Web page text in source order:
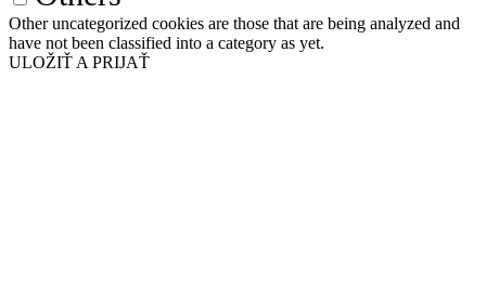
Other uncategorized cookies are those that are being analyzed and
have not been classified into a category as yet.
ULOŽIŤ A PRIJAŤ